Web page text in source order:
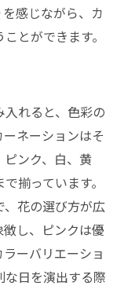
スポット
成の秘密
感じながら、カ
とができます。
れると、色彩の
ネーションはそ
ンク、白、黄
揃っています。
花の選び方が広
し、ピンクは優
ーバリエーショ
日を演出する際